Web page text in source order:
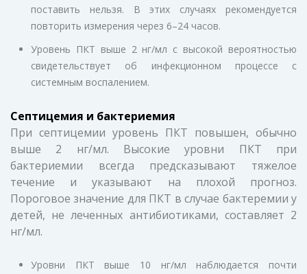
поставить нельзя. В этих случаях рекомендуется
повторить измерения через 6–24 часов.
Уровень ПКТ выше 2 нг/мл с высокой вероятностью
свидетельствует об инфекционном процессе с
системным воспалением.
Септицемия и бактериемия
При септицемии уровень ПКТ повышен, обычно
выше 2 нг/мл. Высокие уровни ПКТ при
бактериемии всегда предсказывают тяжелое
течение и указывают на плохой прогноз.
Пороговое значение для ПКТ в случае бактеремии у
детей, не леченных антибиотиками, составляет 2
нг/мл.
Уровни ПКТ выше 10 нг/мл наблюдается почти